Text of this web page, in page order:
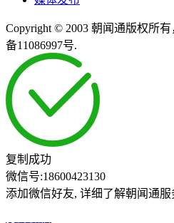
Copyright © 2003 朝闻通版权所
备11086997号.
复制成功
微信号:18600423130
添加微信好友, 详细了解朝闻通服